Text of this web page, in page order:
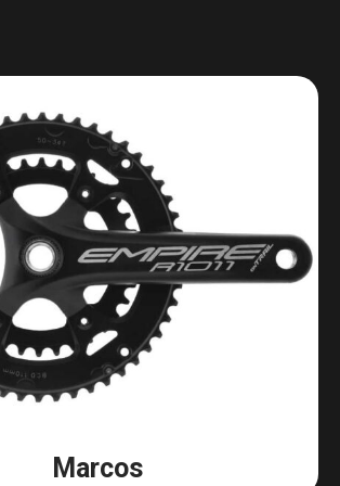
Marcos